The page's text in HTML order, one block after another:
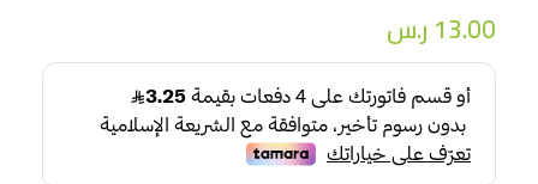
13.00 ر.س